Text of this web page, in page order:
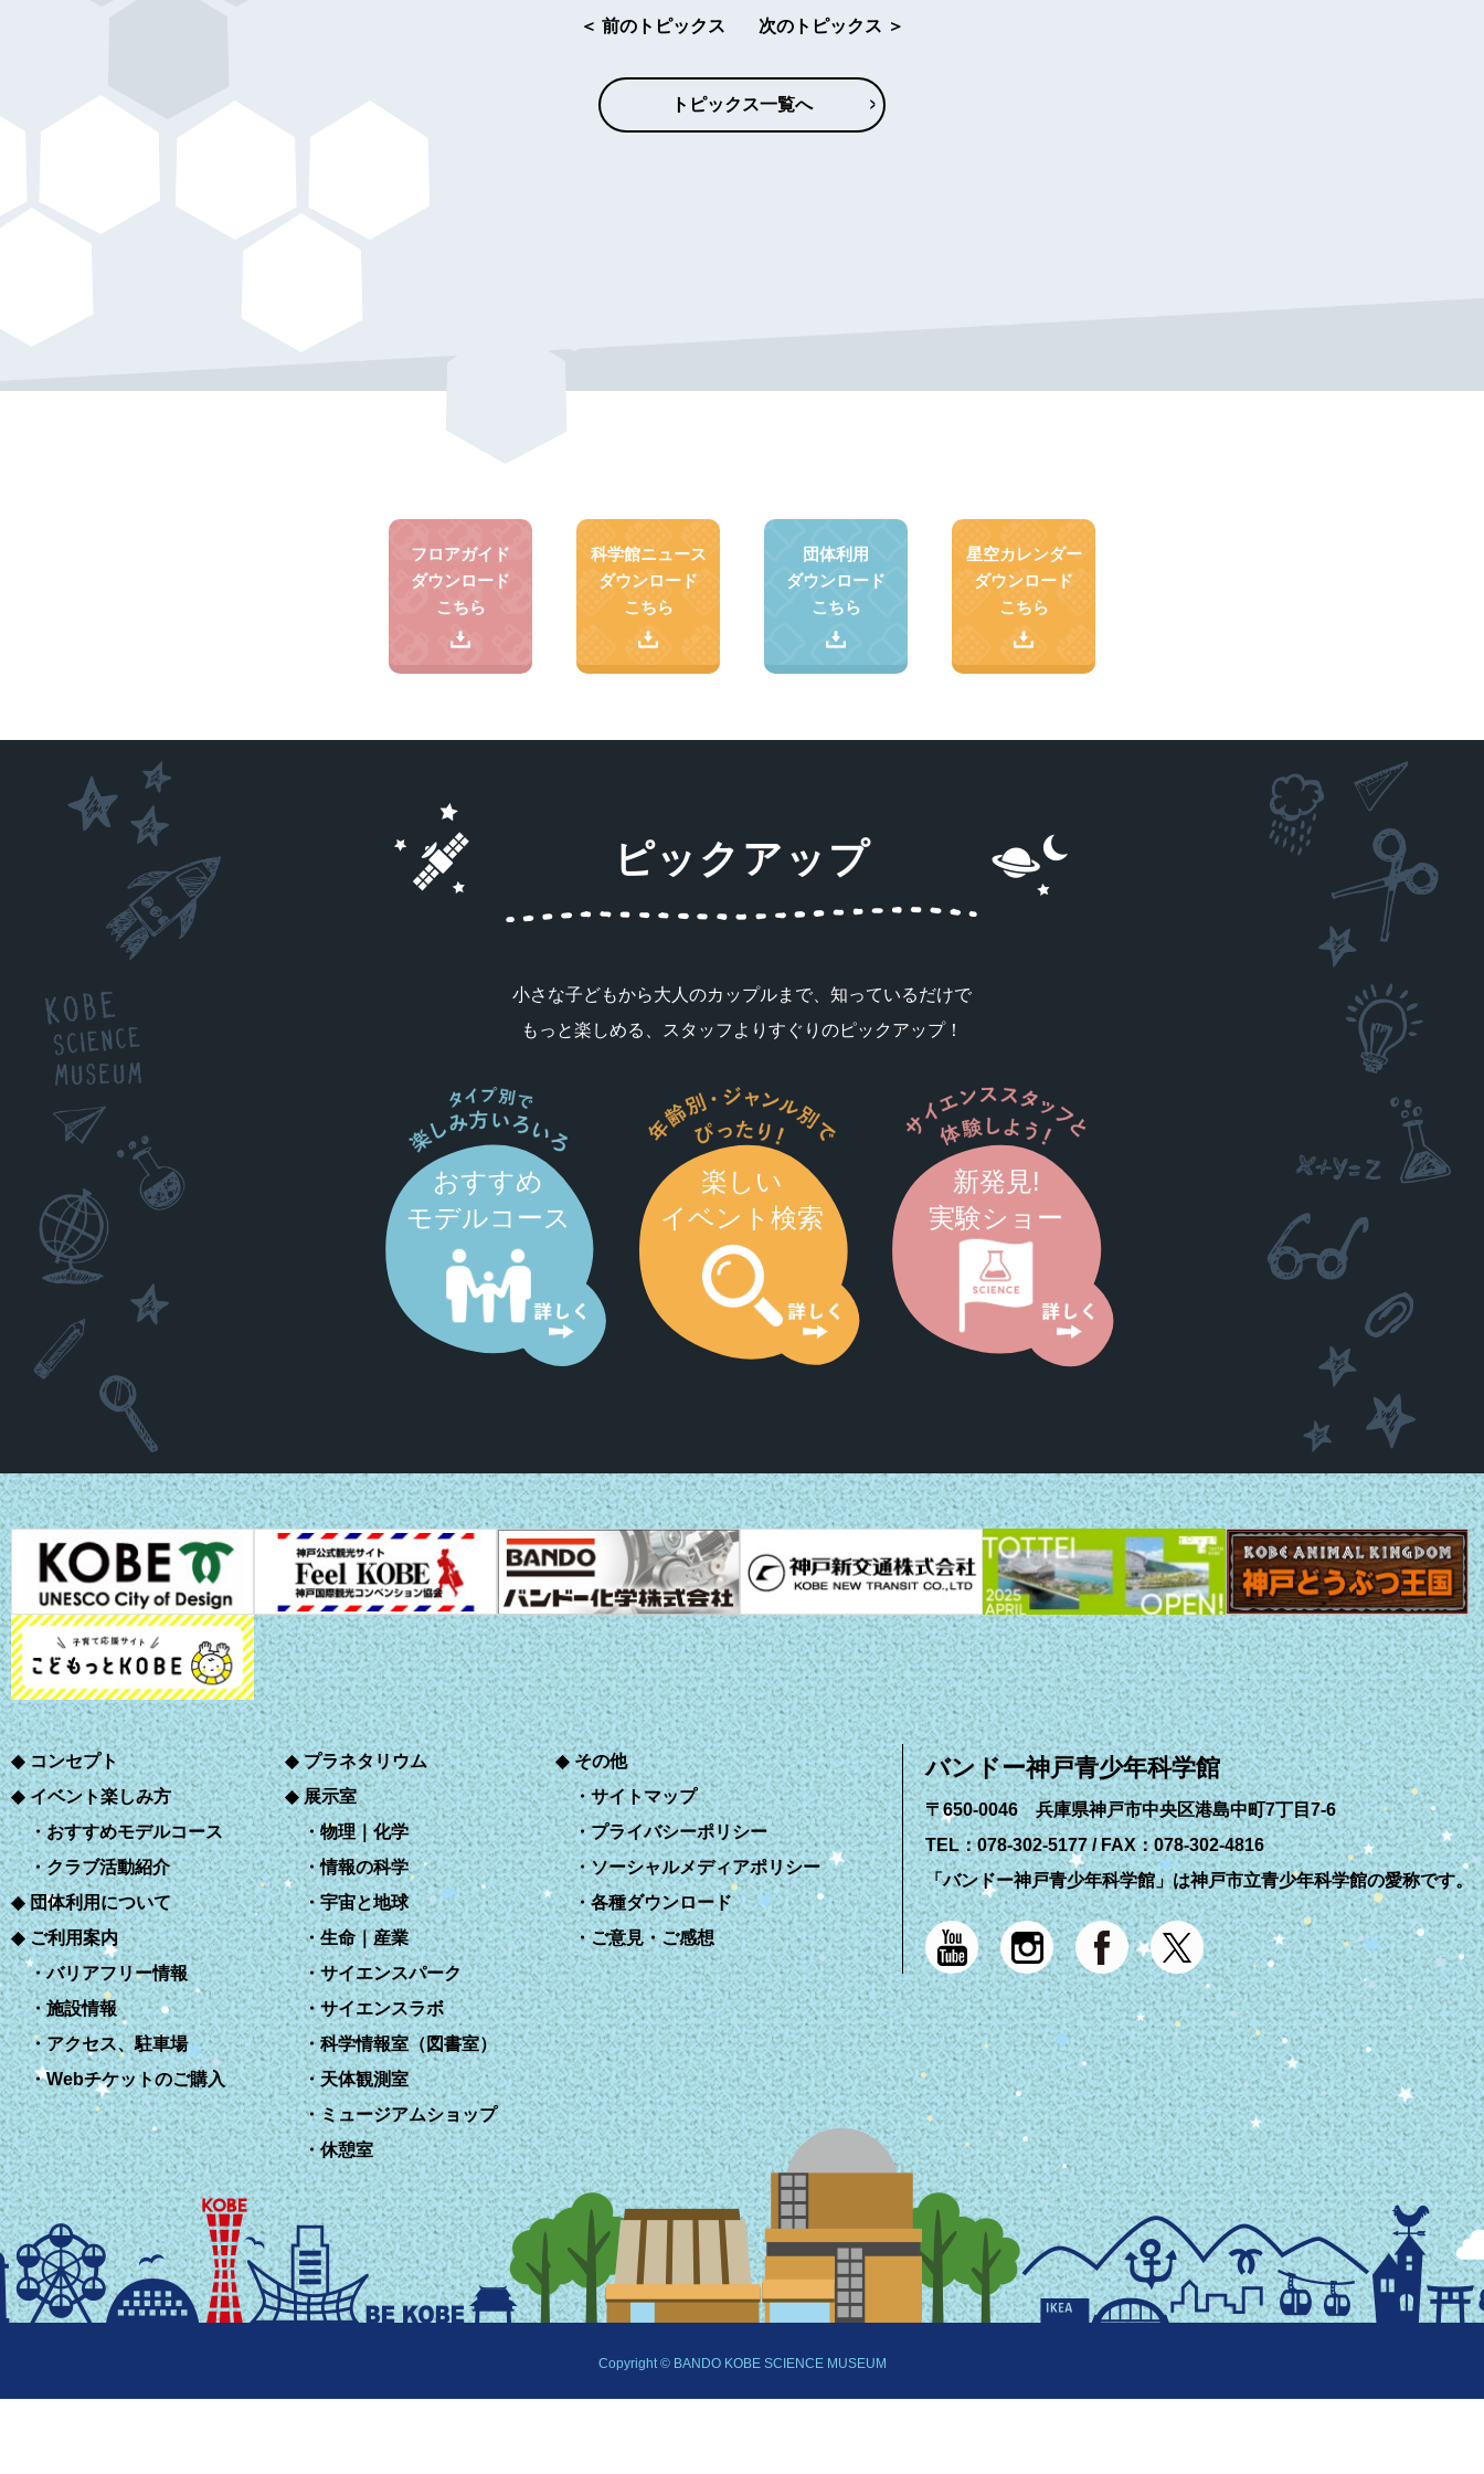
＜ 前のトピックス 次のトピックス ＞
トピックス一覧へ
フロアガイド
ダウンロード
こちら
科学館ニュース
ダウンロード
こちら
団体利用
ダウンロード
こちら
星空カレンダー
ダウンロード
こちら
ピックアップ
小さな子どもから大人のカップルまで、知っているだけで
もっと楽しめる、スタッフよりすぐりのピックアップ！
おすすめ
モデルコース
楽しい
イベント検索
新発見!
実験ショー
コンセプト
イベント楽しみ方
おすすめモデルコース
クラブ活動紹介
団体利用について
ご利用案内
バリアフリー情報
施設情報
アクセス、駐車場
Webチケットのご購入
プラネタリウム
展示室
物理｜化学
情報の科学
宇宙と地球
生命｜産業
サイエンスパーク
サイエンスラボ
科学情報室（図書室）
天体観測室
ミュージアムショップ
休憩室
その他
サイトマップ
プライバシーポリシー
ソーシャルメディアポリシー
各種ダウンロード
ご意見・ご感想
バンドー神戸青少年科学館
〒650-0046 兵庫県神戸市中央区港島中町7丁目7-6
TEL：078-302-5177 / FAX：078-302-4816
「バンドー神戸青少年科学館」は神戸市立青少年科学館の愛称です。
Copyright © BANDO KOBE SCIENCE MUSEUM